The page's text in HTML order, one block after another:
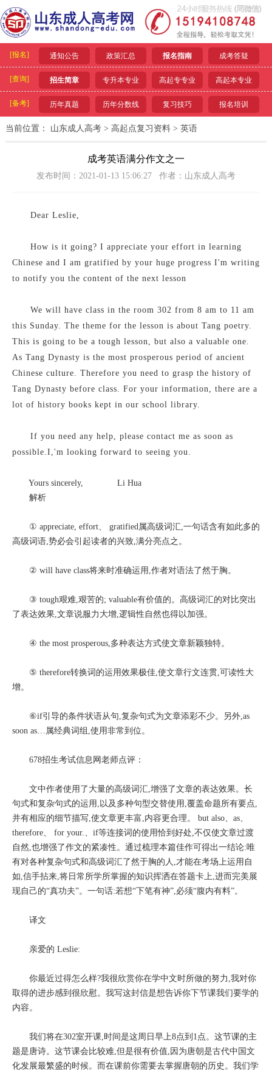
[报名] 通知公告 政策汇总 报名指南 成考答疑
[查询] 招生简章 专升本专业 高起专专业 高起本专业
[备考] 历年真题 历年分数线 复习技巧 报名培训
当前位置： 山东成人高考> 高起点复习资料> 英语
成考英语满分作文之一
发布时间：2021-01-13 15:06:27 作者：山东成人高考
Dear Leslie,
How is it going? I appreciate your effort in learning
Chinese and I am gratified by your huge progress I'm writing
to notify you the content of the next lesson
We will have class in the room 302 from 8 am to 11 am
this Sunday. The theme for the lesson is about Tang poetry.
This is going to be a tough lesson, but also a valuable one.
As Tang Dynasty is the most prosperous period of ancient
Chinese culture. Therefore you need to grasp the history of
Tang Dynasty before class. For your information, there are a
lot of history books kept in our school library.
If you need any help, please contact me as soon as
possible.I,'m looking forward to seeing you.
Yours sincerely, Li Hua
解析
① appreciate, effort、 gratified属高级词汇,一句话含有如此多的
高级词语,势必会引起读者的兴致,满分亮点之。
② will have class将来时准确运用,作者对语法了然于胸。
③ tough艰难,艰苦的; valuable有价值的。高级词汇的对比突出
了表达效果,文章说服力大增,逻辑性自然也得以加强。
④ the most prosperous,多种表达方式使文章新颖独特。
⑤ therefore转换词的运用效果极佳,使文章行文连贯,可读性大
增。
⑥if引导的条件状语从句,复杂句式为文章添彩不少。另外,as
soon as…属经典词组,使用非常到位。
678招生考试信息网老师点评：
文中作者使用了大量的高级词汇,增强了文章的表达效果。长
句式和复杂句式的运用,以及多种句型交替使用,覆盖命题所有要点,
并有相应的细节描写,使文章更丰富,内容更合理。 but also、as、
therefore、 for your.、if等连接词的使用恰到好处,不仅使文章过渡
自然,也增强了作文的紧凑性。通过梳理本篇佳作可得出一结论:唯
有对各种复杂句式和高级词汇了然于胸的人,才能在考场上运用自
如,信手拈来,将日常所学所掌握的知识挥洒在答题卡上,进而完美展
现自己的“真功夫”。一句话:若想“下笔有神”,必须“腹内有料”。
译文
亲爱的 Leslie:
你最近过得怎么样?我很欣赏你在学中文时所做的努力,我对你
取得的进步感到很欣慰。我写这封信是想告诉你下节课我们要学的
内容。
我们将在302室开课,时间是这周日早上8点到1点。这节课的主
题是唐诗。这节课会比较难,但是很有价值,因为唐朝是古代中国文
化发展最繁盛的时候。而在课前你需要去掌握唐朝的历史。我们学